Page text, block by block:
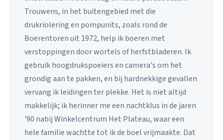
Trouwens, in het buitengebied met die
drukriolering en pompunits, zoals rond de
Boerentoren uit 1972, help ik boeren met
verstoppingen door wortels of herfstbladeren. Ik
gebruik hoogdrukspoeiers en camera's om het
grondig aan te pakken, en bij hardnekkige gevallen
vervang ik leidingen ter plekke. Het is niet altijd
makkelijk; ik herinner me een nachtklus in de jaren
'90 nabij Winkelcentrum Het Plateau, waar een
hele familie wachtte tot ik de boel vrijmaakte. Dat